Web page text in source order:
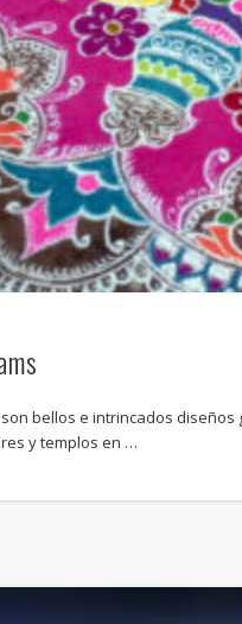
bellos e intrincados
y templos en …